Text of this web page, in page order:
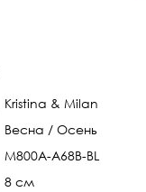
Kristina & Milan
Весна / Осень
M800A-A68B-BL
8 см